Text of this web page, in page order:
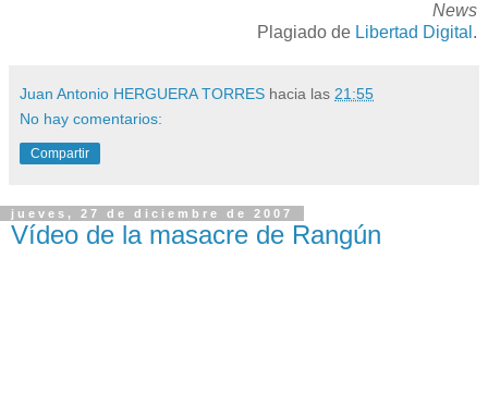
News
Plagiado de Libertad Digital .
Juan Antonio HERGUERA TORRES hacia las 21:55
No hay comentarios:
Compartir
jueves, 27 de diciembre de 2007
Vídeo de la masacre de Rangún